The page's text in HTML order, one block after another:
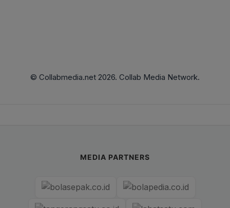
© Collabmedia.net 2026. Collab Media Network.
MEDIA PARTNERS